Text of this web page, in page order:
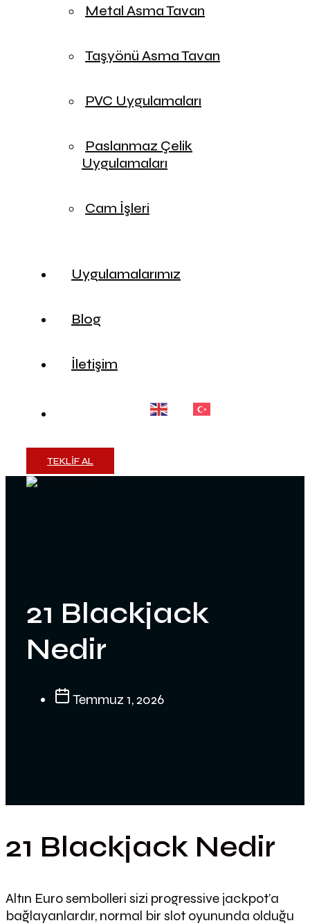
Metal Asma Tavan
Taşyönü Asma Tavan
PVC Uygulamaları
Paslanmaz Çelik
Uygulamaları
Cam İşleri
Uygulamalarımız
Blog
İletişim
TEKLİF AL
21 Blackjack
Nedir
Temmuz 1, 2026
21 Blackjack Nedir
Altın Euro sembolleri sizi progressive jackpot’a
bağlayanlardır, normal bir slot oyununda olduğu